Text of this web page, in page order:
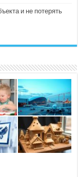
и не потерять